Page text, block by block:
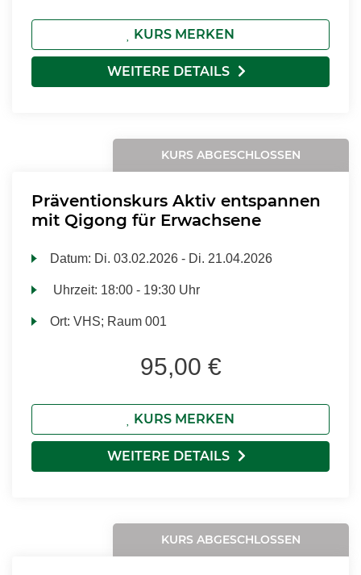
KURS MERKEN
WEITERE DETAILS
KURS ABGESCHLOSSEN
Präventionskurs Aktiv entspannen
mit Qigong für Erwachsene
Datum: Di. 03.02.2026 - Di. 21.04.2026
Uhrzeit: 18:00 - 19:30 Uhr
Ort:VHS; Raum 001
95,00 €
KURS MERKEN
WEITERE DETAILS
KURS ABGESCHLOSSEN